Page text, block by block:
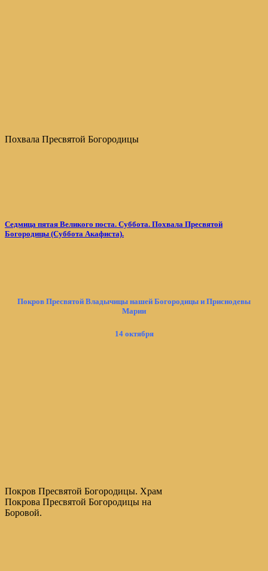
Похвала Пресвятой Богородицы
Седмица пятая Великого поста. Суббота. Похвала Пресвятой
Богородицы (Суббота Акафиста).
Покров Пресвятой Владычицы нашей Богородицы и Приснодевы
Марии
14 октября
Покров Пресвятой Богородицы. Храм
Покрова Пресвятой Богородицы на
Боровой.